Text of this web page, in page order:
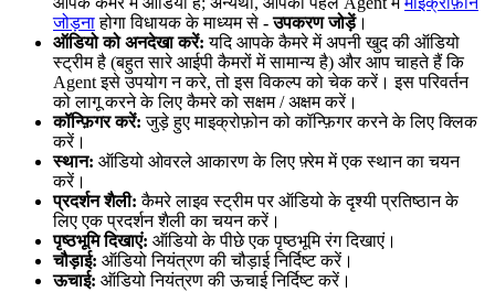
जोड़नाहोगा विधायक के माध्यम से - उपकरण जोड़ें।
ऑडियो को अनदेखा करें: यदि आपके कैमरे में अपनी खुद की ऑडियो
स्ट्रीम है (बहुत सारे आईपी कैमरों में सामान्य है) और आप चाहते हैं कि
Agent इसे उपयोग न करे, तो इस विकल्प को चेक करें। इस परिवर्तन
को लागू करने के लिए कैमरे को सक्षम / अक्षम करें।
कॉन्फ़िगर करें: जुड़े हुए माइक्रोफ़ोन को कॉन्फ़िगर करने के लिए क्लिक
करें।
स्थान: ऑडियो ओवरले आकारण के लिए फ़्रेम में एक स्थान का चयन
करें।
प्रदर्शन शैली: कैमरे लाइव स्ट्रीम पर ऑडियो के दृश्यी प्रतिष्ठान के
लिए एक प्रदर्शन शैली का चयन करें।
पृष्ठभूमि दिखाएं: ऑडियो के पीछे एक पृष्ठभूमि रंग दिखाएं।
चौड़ाई: ऑडियो नियंत्रण की चौड़ाई निर्दिष्ट करें।
ऊचाई: ऑडियो नियंत्रण की ऊचाई निर्दिष्ट करें।